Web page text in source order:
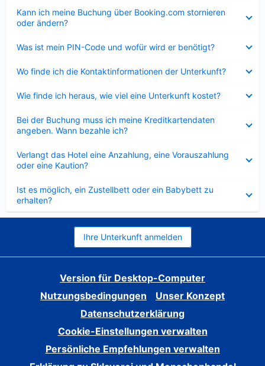
Kann ich meine Buchung über Booking.com stornieren
oder ändern?
Was ist mein PIN-Code und wofür wird er benötigt?
Wo finde ich die Kontaktinformationen der Unterkunft?
Wie finde ich heraus, wie viel eine Unterkunft kostet?
Bei der Buchung muss ich meine Kreditkartendaten
angeben. Wann bezahle ich?
Verlangt das Hotel eine Anzahlung, eine Vorauszahlung
oder eine Kaution?
Ist es möglich, ein Zustellbett oder ein Babybett zu
erhalten?
Ihre Unterkunft anmelden
Version für Desktop-Computer
Nutzungsbedingungen
Unser Konzept
Datenschutzerklärung
Cookie-Einstellungen verwalten
Persönliche Empfehlungen verwalten